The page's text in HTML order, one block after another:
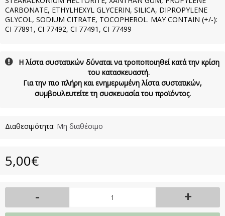
CARBONATE, ETHYLHEXYL GLYCERIN, SILICA, DIPROPYLENE
GLYCOL, SODIUM CITRATE, TOCOPHEROL. MAY CONTAIN (+/-):
CI 77891, CI 77492, CI 77491, CI 77499
Η λίστα συστατικών δύναται να τροποποιηθεί κατά την κρίση
του κατασκευαστή.
Για την πιο πλήρη και ενημερωμένη λίστα συστατικών,
συμβουλευτείτε τη συσκευασία του προϊόντος.
Διαθεσιμότητα: Μη διαθέσιμο
5,00€
- +